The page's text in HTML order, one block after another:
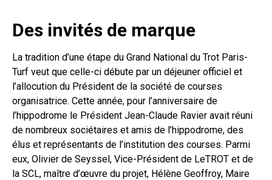
Des invités de marque
La tradition d’une étape du Grand National du Trot Paris-
Turf veut que celle-ci débute par un déjeuner officiel et
l’allocution du Président de la société de courses
organisatrice. Cette année, pour l’anniversaire de
l’hippodrome le Président Jean-Claude Ravier avait réuni
de nombreux sociétaires et amis de l’hippodrome, des
élus et représentants de l’institution des courses. Parmi
eux, Olivier de Seyssel, Vice-Président de LeTROT et de
la SCL, maître d’œuvre du projet, Hélène Geoffroy, Maire